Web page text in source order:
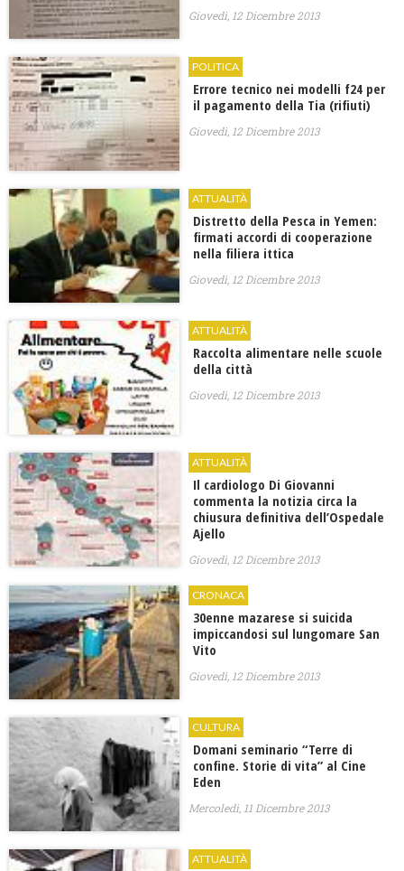
Giovedì, 12 Dicembre 2013
POLITICA
Errore tecnico nei modelli f24 per
il pagamento della Tia (rifiuti)
Giovedì, 12 Dicembre 2013
ATTUALITÀ
Distretto della Pesca in Yemen:
firmati accordi di cooperazione
nella filiera ittica
Giovedì, 12 Dicembre 2013
ATTUALITÀ
Raccolta alimentare nelle scuole
della città
Giovedì, 12 Dicembre 2013
ATTUALITÀ
Il cardiologo Di Giovanni
commenta la notizia circa la
chiusura definitiva dell’Ospedale
Ajello
Giovedì, 12 Dicembre 2013
CRONACA
30enne mazarese si suicida
impiccandosi sul lungomare San
Vito
Giovedì, 12 Dicembre 2013
CULTURA
Domani seminario “Terre di
confine. Storie di vita” al Cine
Eden
Mercoledì, 11 Dicembre 2013
ATTUALITÀ